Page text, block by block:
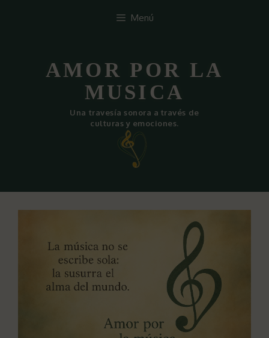
Menú
AMOR POR LA
MUSICA
Una travesía sonora a través de
culturas y emociones.